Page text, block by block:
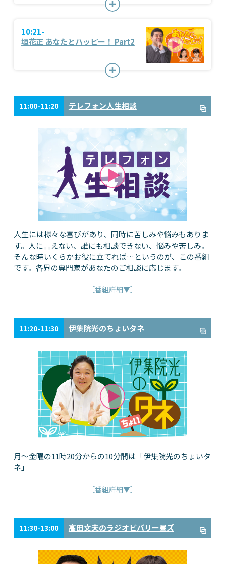
10:21-
垣花正 あなたとハッピー！ Part2
11:00-11:20 テレフォン人生相談
人生には様々な喜びがあり、同時に苦しみや悩みもありま
す。人に言えない、誰にも相談できない、悩みや苦しみ。
そんな時いくらかお役に立てれば…というのが、この番組
です。各界の専門家があなたのご相談に応じます。
［番組詳細▼］
11:20-11:30 伊集院光のちょいタネ
月～金曜の11時20分からの10分間は「伊集院光のちょいタ
ネ」
［番組詳細▼］
11:30-13:00 高田文夫のラジオビバリー昼ズ